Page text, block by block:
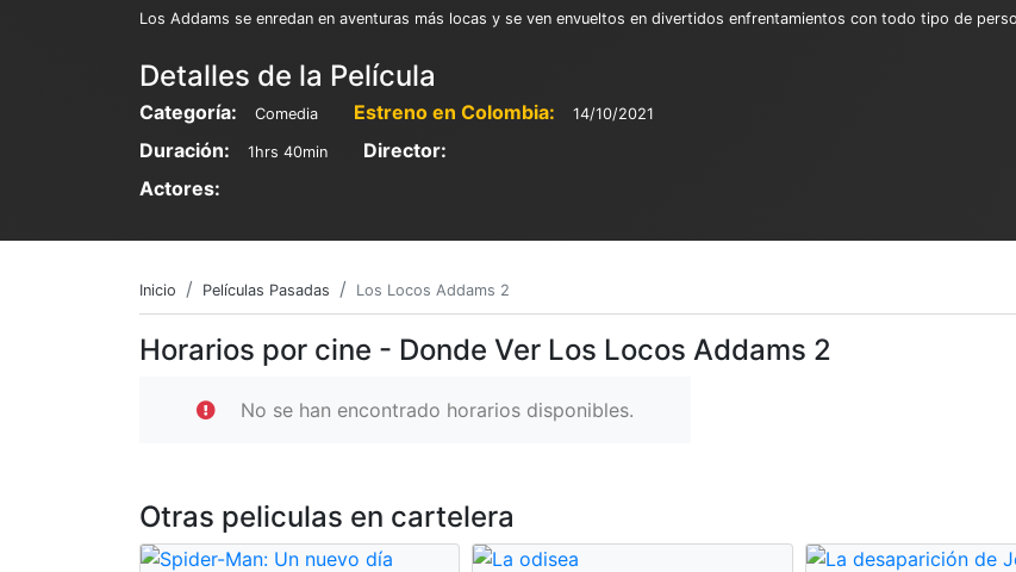
Los Addams se enredan en aventuras más locas y se ven envueltos en divertidos enfrentamientos con todo tipo de
Detalles de la Película
Categoría: Comedia Estreno en Colombia: 14/10/2021
Duración: 1hrs 40min
Director:
Actores:
Inicio Películas Pasadas Los Locos Addams 2
Horarios por cine - Donde Ver Los Locos Addams 2
No se han encontrado horarios disponibles.
Otras peliculas en cartelera